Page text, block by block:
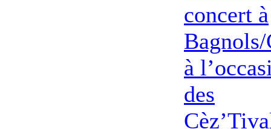
concert à
Bagnols/
à
des